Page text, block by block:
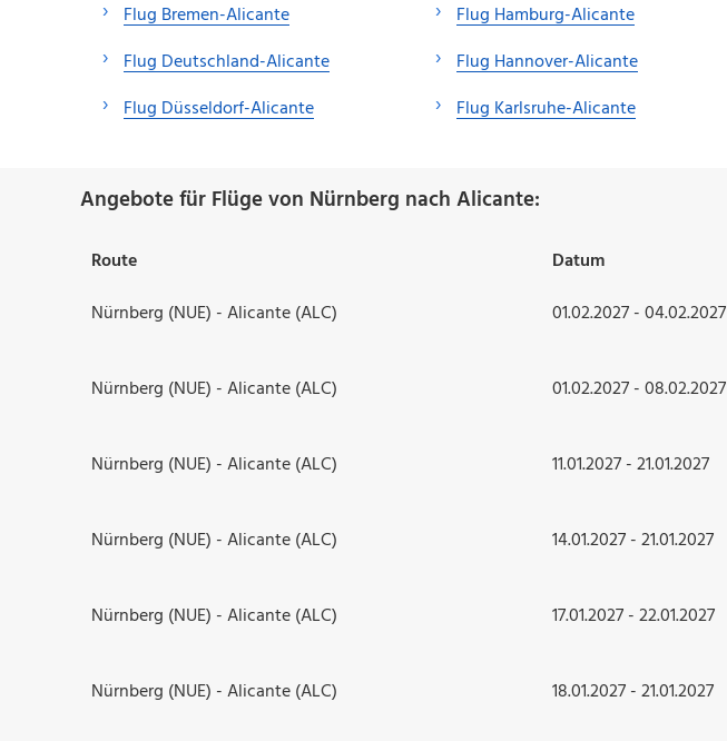
Flug Bremen-Alicante
Flug Deutschland-Alicante
Flug Düsseldorf-Alicante
Flug Hamburg-Alicante
Flug Hannover-Alicante
Flug Karlsruhe-Alicante
Angebote für Flüge von Nürnberg nach Alicante:
Route Datum
Nürnberg (NUE) - Alicante (ALC)
01.02.2027 - 04.02.2027
Nürnberg (NUE) - Alicante (ALC) 01.02.2027 - 08.02.2027
Nürnberg (NUE) - Alicante (ALC) 11.01.2027 - 21.01.2027
Nürnberg (NUE) - Alicante (ALC) 14.01.2027 - 21.01.2027
Nürnberg (NUE) - Alicante (ALC) 17.01.2027 - 22.01.2027
Nürnberg (NUE) - Alicante (ALC) 18.01.2027 - 21.01.2027